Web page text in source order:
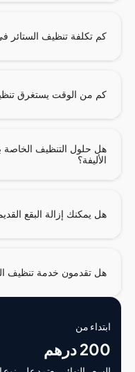
تنظيف الستائر في دبي؟
الوقت يستغرق تنظيف
التنظيف الخاصة بك آمنة
إزالة البقع القديمة أو
خدمة تنظيف الستائر